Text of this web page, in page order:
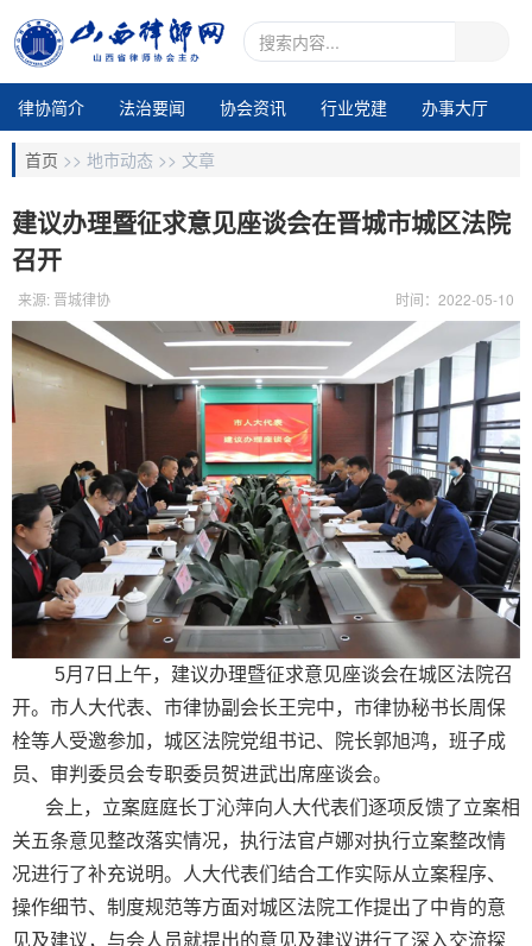
律协简介 法治要闻 协会资讯 行业党建
办事大厅
地市动态
业务交流
首页 >> 地市动态 >> 文章
建议办理暨征求意见座谈会在晋城市城区法院
召开
来源: 晋城律协 时间：2022-05-10
5月7日上午，建议办理暨征求意见座谈会在城区法院召
开。市人大代表、市律协副会长王完中，市律协秘书长周保
栓等人受邀参加，城区法院党组书记、院长郭旭鸿，班子成
员、审判委员会专职委员贺进武出席座谈会。
会上，立案庭庭长丁沁萍向人大代表们逐项反馈了立案相
关五条意见整改落实情况，执行法官卢娜对执行立案整改情
况进行了补充说明。人大代表们结合工作实际从立案程序、
操作细节、制度规范等方面对城区法院工作提出了中肯的意
见及建议，与会人员就提出的意见及建议进行了深入交流探